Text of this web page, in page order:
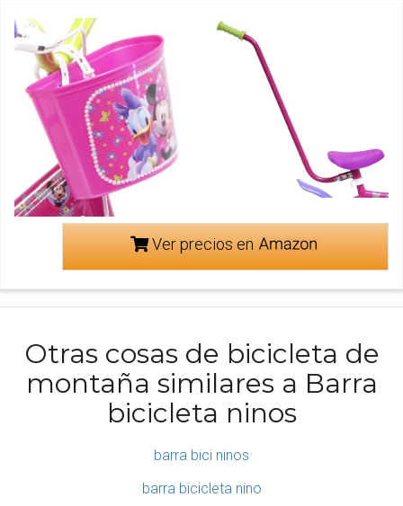
Ver precios en
Otras cosas de bicicleta de
montaña similares a Barra
bicicleta ninos
barra bici ninos
barra bicicleta nino